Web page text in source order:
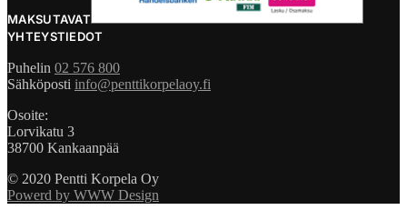
MAKSUTAVAT
YHTEYSTIEDOT
Puhelin 02 576 800
Sähköposti info@penttikorpelaoy.fi
Osoite:
Lorvikatu 3
38700 Kankaanpää
© 2020 Pentti Korpela Oy
Powerd by WWW Design